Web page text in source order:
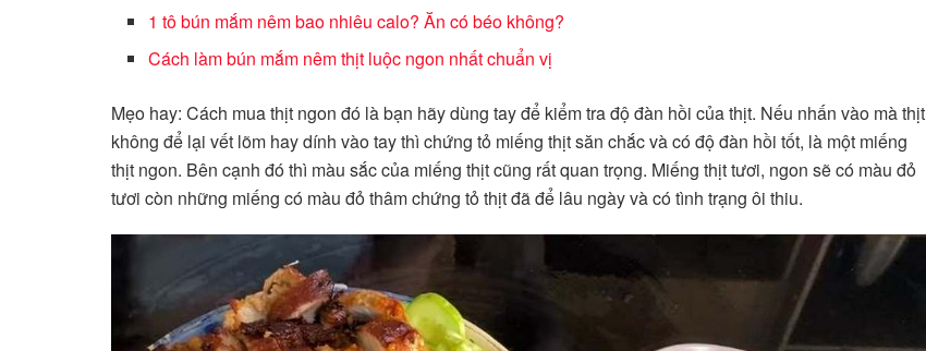
1 tô bún mắm nêm bao nhiêu calo? Ăn có béo không?
Cách làm bún mắm nêm thịt luộc ngon nhất chuẩn vị
Mẹo hay: Cách mua thịt ngon đó là bạn hãy dùng tay để kiểm tra độ đàn hồi của thịt. Nếu nhấn vào mà thịt
không để lại vết lõm hay dính vào tay thì chứng tỏ miếng thịt săn chắc và có độ đàn hồi tốt, là một miếng
thịt ngon. Bên cạnh đó thì màu sắc của miếng thịt cũng rất quan trọng. Miếng thịt tươi, ngon sẽ có màu đỏ
tươi còn những miếng có màu đỏ thâm chứng tỏ thịt đã để lâu ngày và có tình trạng ôi thiu.